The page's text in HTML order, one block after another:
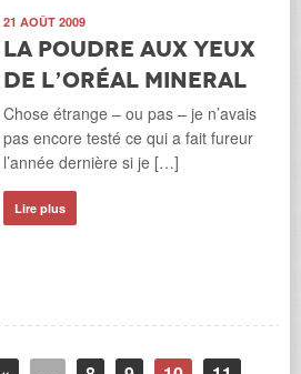
21 AOÛT 2009
La poudre aux yeux
de L’Oréal Mineral
Chose étrange – ou pas – je n’avais
pas encore testé ce qui a fait fureur
l’année dernière si je […]
Lire plus